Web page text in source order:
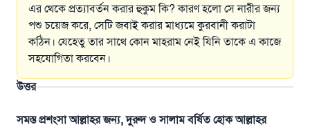
এর থেকে প্রত্যাবর্তন করার হুকুম কি? কারণ হলো সে নারীর জন্য
পশু চয়েজ করে, সেটি জবাই করার মাধ্যমে কুরবানী করাটা
কঠিন। যেহেতু তার সাথে কোন মাহরাম নেই যিনি তাকে এ কাজে
সহযোগিতা করবেন।
উত্তর
সমস্ত প্রশংসা আল্লাহর জন্য, দুরুদ ও সালাম বর্ষিত হোক আল্লাহর